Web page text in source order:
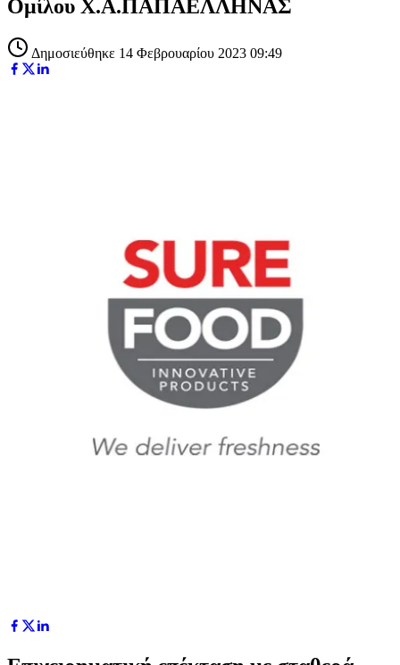
Ομίλου Χ.Α.ΠΑΠΑΕΛΛΗΝΑΣ
Δημοσιεύθηκε 14 Φεβρουαρίου 2023 09:49